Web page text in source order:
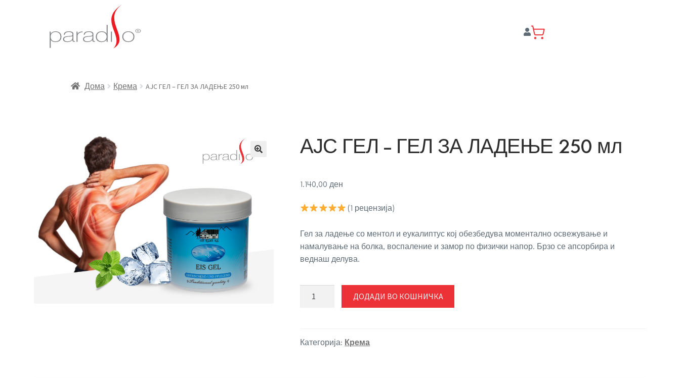
Дома Крема АЈС ГЕЛ – ГЕЛ ЗА ЛАДЕЊЕ 250 мл
АЈС ГЕЛ – ГЕЛ ЗА ЛАДЕЊЕ 250 мл
1.140,00ден
(1 рецензија)
Гел за ладење со ментол и еукалиптус кој обезбедува моментално освежување и
намалување на болка, воспаление и замор по физички напор. Брзо се апсорбира и
веднаш делува.
ЗА
ДОДАДИ ВО КОШНИЧКА
Категорија: Крема